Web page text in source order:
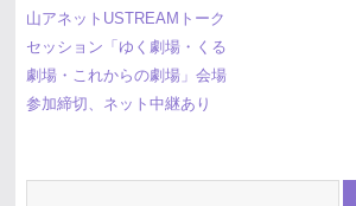
山アネットUSTREAMトーク
セッション「ゆく劇場・くる
劇場・これからの劇場」会場
参加締切、ネット中継あり